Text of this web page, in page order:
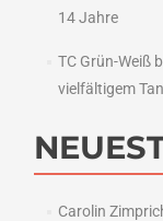
14 Jahre
TC Grün-Weiß
vielfältigem
Carolin